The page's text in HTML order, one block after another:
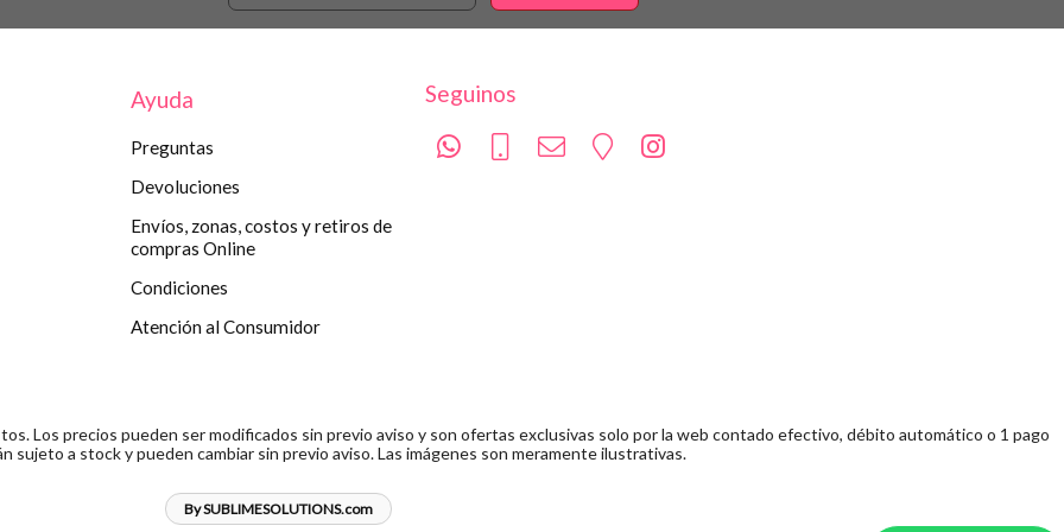
Ayuda
Preguntas
Devoluciones
Envíos, zonas, costos y retiros de
compras Online
Condiciones
Atención al Consumidor
Seguinos
Los precios pueden ser modificados sin previo aviso y son ofertas exclusivas solo por la web contado efectivo, débito automático o 1 pago
a stock y pueden cambiar sin previo aviso. Las imágenes son meramente ilustrativas.
By SUBLIMESOLUTIONS.com